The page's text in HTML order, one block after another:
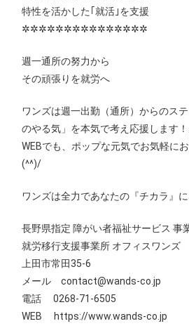
特性を活かした｢就活｣を支援
✲✲✲✲✲✲✲✲✲✲✲✲✲✲✲
週一通所の努力から
その頑張りを就労へ
ワンズは週一出勤（通所）からのス
のやる気」を本気で考え応援します
WEBでも、ポップな元気でお気軽に
(^^)/
ワンズは全力であなたの『チカラ』
長野県指定 障がい者福祉サービス 事
就労移行支援事業所 オフィスワンズ
上田市常田35-6
メール contact@wands-co.jp
電話 0268-71-6505
WEB
https://www.wands-co.jp